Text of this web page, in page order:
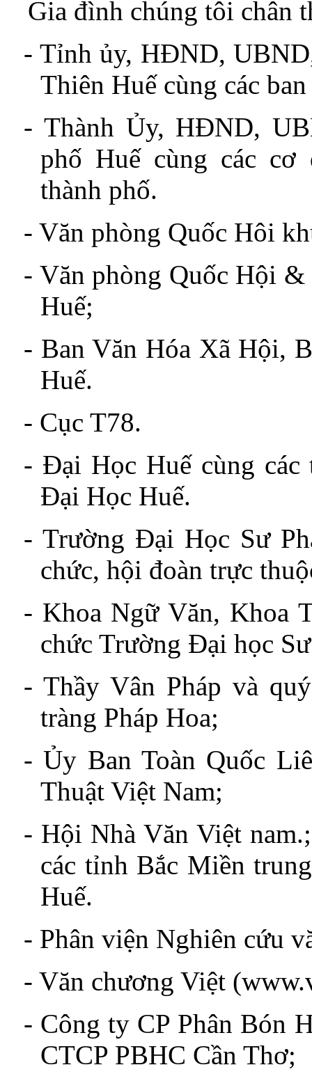
Gia đình chúng tôi chân
- Tỉnh ủy, HĐND,
Thiên Huế cùng các
- Thành Ủy, HĐND,
phố Huế cùng các cơ
thành phố.
- Văn phòng Quốc Hôi
- Văn phòng Quốc Hội
Huế;
- Ban Văn Hóa Xã Hội,
Huế.
- Cục T78.
- Đại Học Huế cùng các
Đại Học Huế.
- Trường Đại Học Sư
chức, hội đoàn trực
- Khoa Ngữ Văn, Khoa
chức Trường Đại học
- Thầy Vân Pháp và
tràng Pháp Hoa;
- Ủy Ban Toàn Quốc
Thuật Việt Nam;
- Hội Nhà Văn Việt
các tỉnh Bắc Miền
Huế.
- Phân viện Nghiên cứu
- Văn chương Việt
- Công ty CP Phân Bón
CTCP PBHC Cần Thơ;